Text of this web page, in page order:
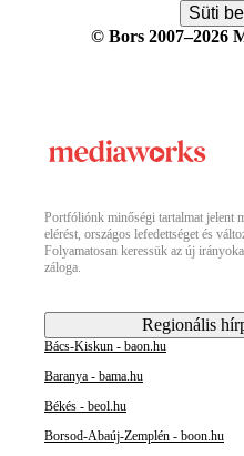
Süti
© Bors 2007–2026
Portfóliónk minőségi tartalmat jelent
elérést, országos lefedettséget és
Folyamatosan keressük az új
záloga.
Regionális
Bács-Kiskun - baon.hu
Baranya - bama.hu
Békés - beol.hu
Borsod-Abaúj-Zemplén - boon.hu